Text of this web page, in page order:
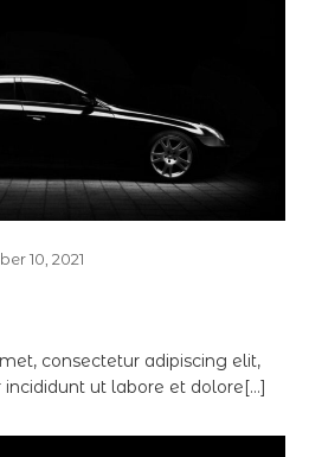
10, 2021
consectetur adipiscing elit,
ut labore et dolore[…]